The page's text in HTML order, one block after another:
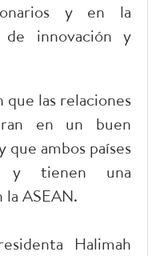
y en la
de innovación y
las relaciones
en un buen
ambos países
y tienen una
ASEAN.
Halimah